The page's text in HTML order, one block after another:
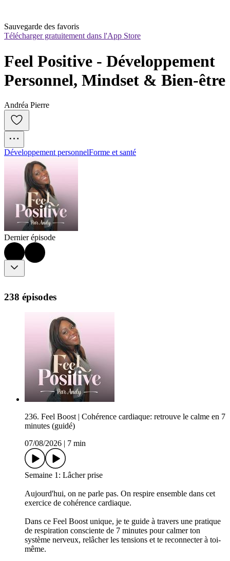
Sauvegarde des favoris
Télécharger gratuitement dans l'App Store
Feel Positive - Développement
Personnel, Mindset & Bien-être
Andréa Pierre
Développement personnelForme et santé
Dernier épisode
238 épisodes
236. Feel Boost | Cohérence cardiaque: retrouve le calme en 7
minutes (guidé)
07/08/2026
7 min
Semaine 1: Lâcher prise
Aujourd'hui, on ne parle pas. On respire ensemble dans cet
exercice de cohérence cardiaque.
Dans ce Feel Boost unique, je te guide à travers une pratique
de respiration consciente de 7 minutes pour calmer ton
système nerveux, relâcher les tensions et te reconnecter à toi-
même.